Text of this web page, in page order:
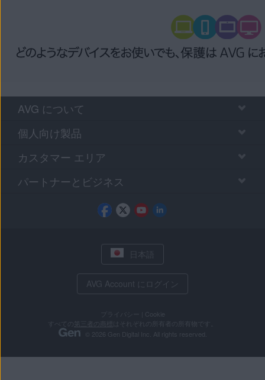
AVG について
個人向け製品
カスタマー エリア
パートナーとビジネス
日本語
AVG Account にログイン
プライバシー
Cookie
第三者の商標
はそれぞれの所有者の所有物です。
© 2026 Gen Digital Inc. All rights reserved.